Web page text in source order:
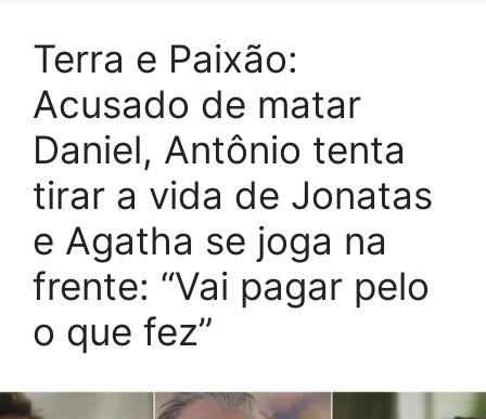
Terra e Paixão:
Acusado de matar
Daniel, Antônio tenta
tirar a vida de Jonatas
e Agatha se joga na
frente: “Vai pagar pelo
o que fez”